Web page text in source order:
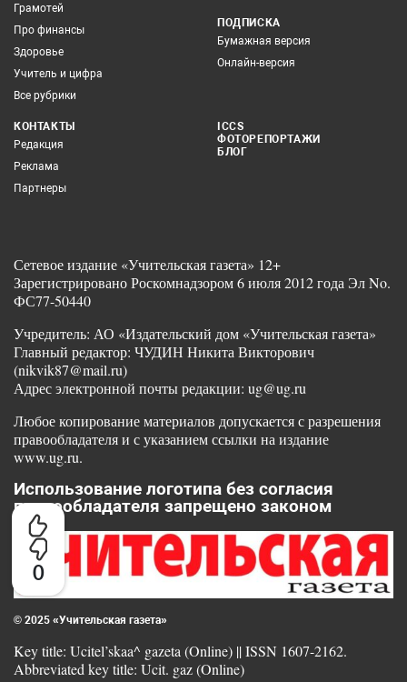
0
Грамотей
Про финансы
Здоровье
Учитель и цифра
Все рубрики
ПОДПИСКА
Бумажная версия
Онлайн-версия
КОНТАКТЫ
Редакция
Реклама
Партнеры
ICCS
ФОТОРЕПОРТАЖИ
БЛОГ
Сетевое издание «Учительская газета» 12+
Зарегистрировано Роскомнадзором 6 июля 2012 года Эл No.
ФС77-50440
Учредитель: АО «Издательский дом «Учительская газета»
Главный редактор: ЧУДИН Никита Викторович
(nikvik87@mail.ru)
Адрес электронной почты редакции: ug@ug.ru
Любое копирование материалов допускается с разрешения
правообладателя и с указанием ссылки на издание
www.ug.ru.
Использование логотипа без согласия
правообладателя запрещено законом
© 2025 «Учительская газета»
Key title: Ucitel’skaa^ gazeta (Online) || ISSN 1607-2162.
Abbreviated key title: Ucit. gaz (Online)